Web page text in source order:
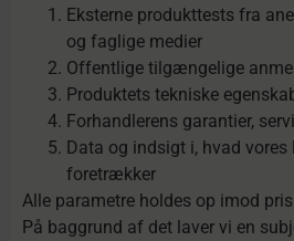
Eksterne produkttests fra
og faglige medier
Offentlige tilgængelige
Produktets tekniske
Forhandlerens garantier,
Data og indsigt i, hvad
foretrækker
Alle parametre holdes op imod
På baggrund af det laver vi en